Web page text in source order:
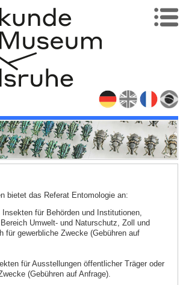
bietet das Referat Entomologie an:
für Behörden und Institutionen,
Umwelt- und Naturschutz, Zoll und
für gewerbliche Zwecke (Gebühren auf
für Ausstellungen öffentlicher Träger oder
(Gebühren auf Anfrage).